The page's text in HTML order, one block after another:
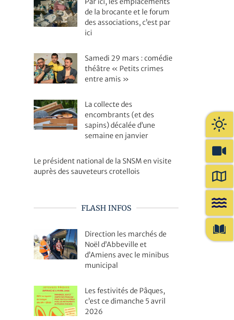
de la brocante et le forum
des associations, c’est par
ici
Samedi 29 mars : comédie
théâtre « Petits crimes
entre amis »
La collecte des
encombrants (et des
sapins) décalée d’une
semaine en janvier
Le président national de la SNSM en visite
auprès des sauveteurs crotellois
FLASH INFOS
Direction les marchés de
Noël d’Abbeville et
d’Amiens avec le minibus
municipal
Les festivités de Pâques,
c’est ce dimanche 5 avril
2026